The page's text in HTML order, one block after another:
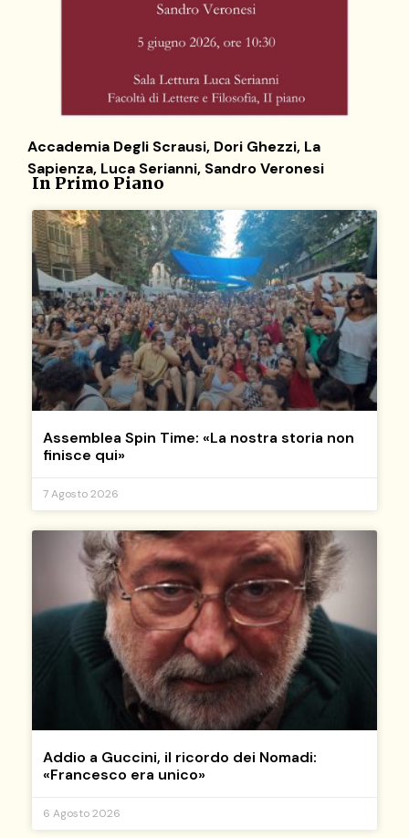
Accademia Degli Scrausi, Dori Ghezzi, La
Sapienza, Luca Serianni, Sandro Veronesi
In Primo Piano
Assemblea Spin Time: «La nostra storia non
finisce qui»
7 Agosto 2026
Addio a Guccini, il ricordo dei Nomadi:
«Francesco era unico»
6 Agosto 2026